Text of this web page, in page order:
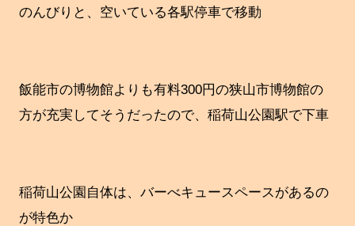
のんびりと、空いている各駅停車で移動
飯能市の博物館よりも有料300円の狭山市博物館の
方が充実してそうだったので、稲荷山公園駅で下車
稲荷山公園自体は、バーべキュースペースがあるの
が特色か